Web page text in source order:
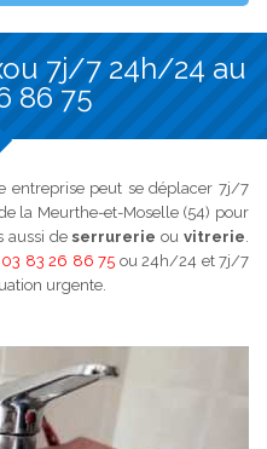
7j/7 24h/24 au
86 75
entreprise peut se déplacer 7j/7
la Meurthe-et-Moselle (54) pour
aussi deserrurerie ou vitrerie
03 83 26 86 75 ou 24h/24 et 7j/7
urgente.